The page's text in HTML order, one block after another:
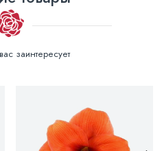
заинтересует